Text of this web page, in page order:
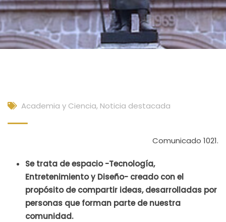
Academia y Ciencia, Noticia destacada
Comunicado 1021.
Se trata de espacio -Tecnología,
Entretenimiento y Diseño- creado con el
propósito de compartir ideas, desarrolladas por
personas que forman parte de nuestra
comunidad.